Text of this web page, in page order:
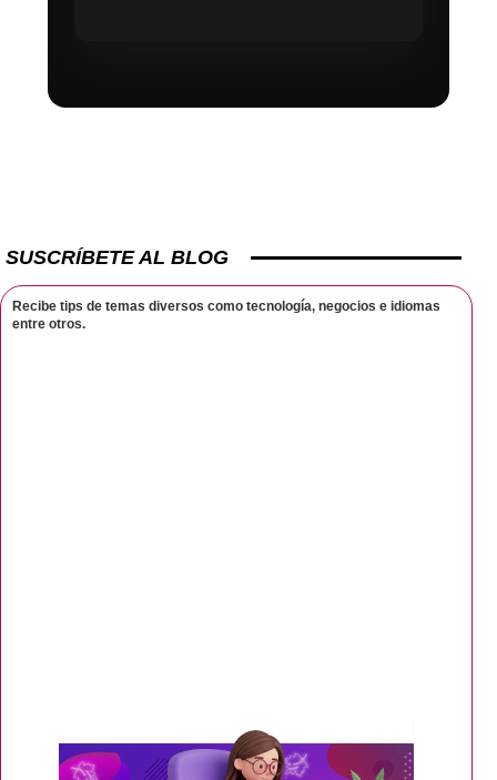
SUSCRÍBETE AL BLOG
Recibe tips de temas diversos como tecnología, negocios e idiomas
entre otros.